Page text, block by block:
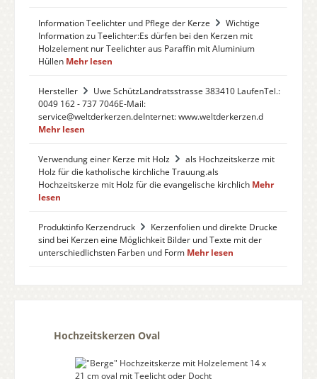
Information Teelichter und Pflege der Kerze
Wichtige
Information zu Teelichter:Es dürfen bei den Kerzen mit
Holzelement nur Teelichter aus Paraffin mit Aluminium
Hüllen Mehr lesen
Hersteller
Uwe SchützLandratsstrasse 383410 LaufenTel.:
0049 162 - 737 7046E-Mail:
service@weltderkerzen.deInternet: www.weltderkerzen.d
Mehr lesen
Verwendung einer Kerze mit Holz
als Hochzeitskerze mit
Holz für die katholische kirchliche Trauung.als
Hochzeitskerze mit Holz für die evangelische kirchlich Mehr
lesen
Produktinfo Kerzendruck
Kerzenfolien und direkte Drucke
sind bei Kerzen eine Möglichkeit Bilder und Texte mit der
unterschiedlichsten Farben und Form Mehr lesen
Produktgalerie überspringen
Hochzeitskerzen Oval